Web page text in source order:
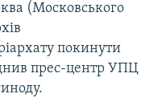
(Московського
покинути
прес-центр УПЦ